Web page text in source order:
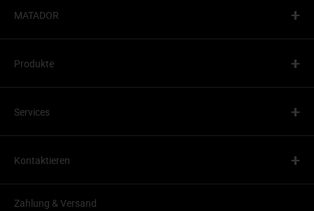
MATADOR +
Produkte +
Services +
Kontaktieren +
Zahlung & Versand